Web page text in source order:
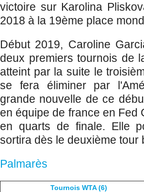
victoire sur Karolina
2018 à la 19ème place
Début 2019, Caroline
deux premiers tournois de
atteint par la suite le
se fera éliminer par
grande nouvelle de ce
en équipe de france en Fed
en quarts de finale. Elle
sortira dès le deuxième
Palmarès
Tournois WTA (6)